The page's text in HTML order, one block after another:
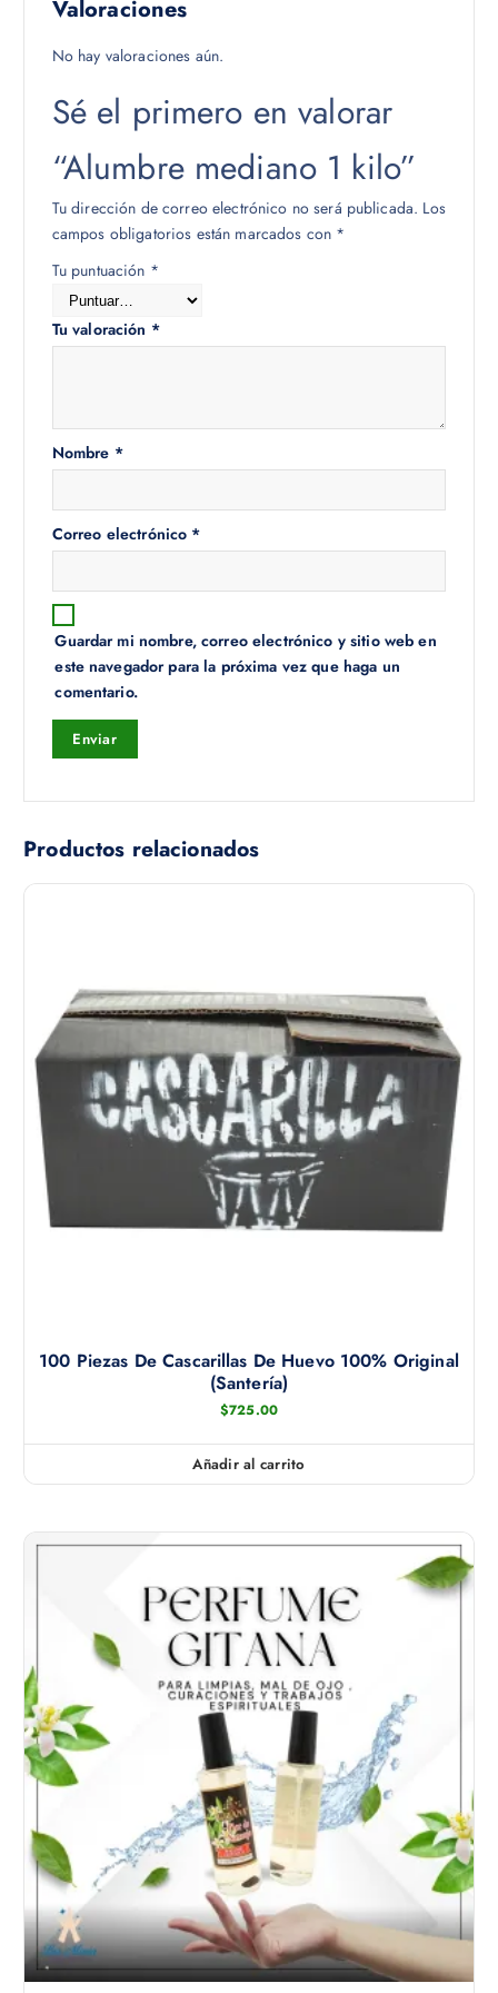
Valoraciones
No hay valoraciones aún.
Sé el primero en valorar
“Alumbre mediano 1 kilo”
Tu dirección de correo electrónico no será publicada. Los
campos obligatorios están marcados con *
Tu puntuación *
Tu valoración *
Nombre *
Correo electrónico *
Guardar mi nombre, correo electrónico y sitio web en
este navegador para la próxima vez que haga un
comentario.
Productos relacionados
100 Piezas De Cascarillas De Huevo 100% Original
(santería)
$725.00
Añadir al carrito